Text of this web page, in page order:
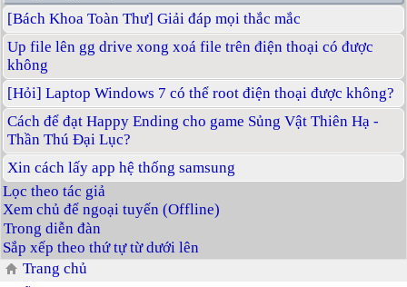
[Bách Khoa Toàn Thư] Giải đáp mọi thắc mắc
Up file lên gg drive xong xoá file trên điện thoại có được
không
[Hỏi] Laptop Windows 7 có thể root điện thoại được không?
Cách để đạt Happy Ending cho game Sủng Vật Thiên Hạ -
Thần Thú Đại Lục?
Xin cách lấy app hệ thống samsung
Lọc theo tác giả
Xem chủ để ngoại tuyến (Offline)
Trong diễn đàn
Sắp xếp theo thứ tự từ dưới lên
Trang chủ